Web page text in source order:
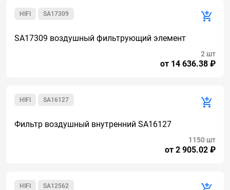
SA17309
HIFI
SA17309 воздушный фильтрующий элемент
от 14 636.38 ₽
2 шт
SA16127
HIFI
Фильтр воздушный внутренний SA16127
от 2 905.02 ₽
1150 шт
SA12562
HIFI